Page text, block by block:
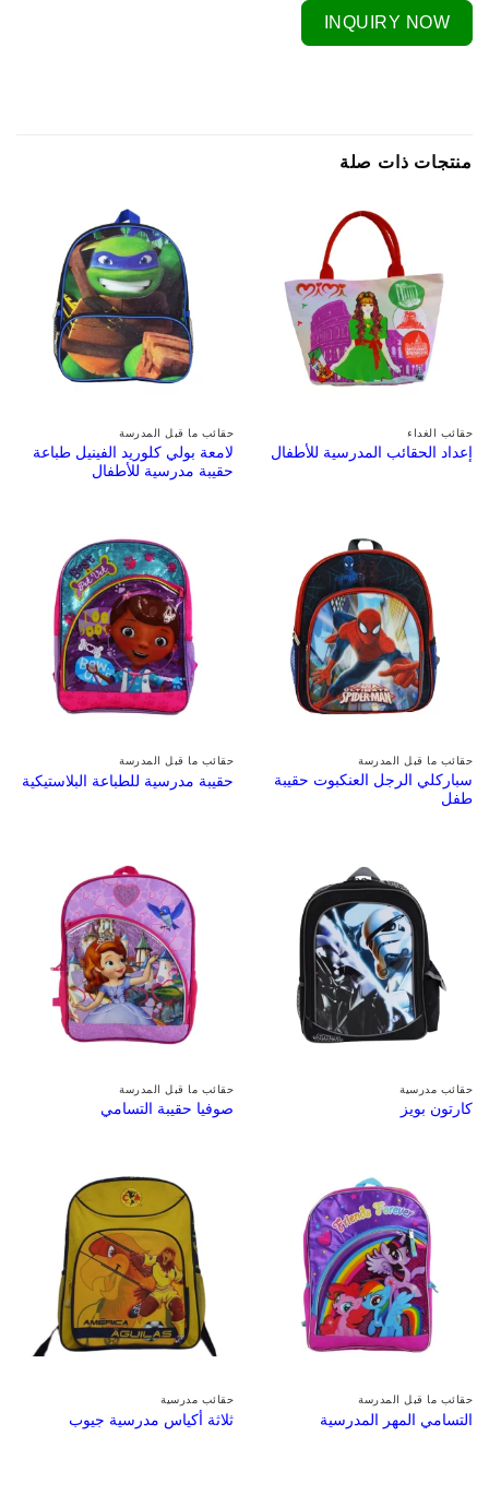
INQUIRY NOW
منتجات ذات صلة
حقائب الغداء
إعداد الحقائب المدرسية للأطفال
حقائب ما قبل المدرسة
لامعة بولي كلوريد الفينيل طباعة
حقيبة مدرسية للأطفال
حقائب ما قبل المدرسة
سباركلي الرجل العنكبوت حقيبة
طفل
حقائب ما قبل المدرسة
حقيبة مدرسية للطباعة البلاستيكية
حقائب مدرسية
كارتون بويز
حقائب ما قبل المدرسة
صوفيا حقيبة التسامي
حقائب ما قبل المدرسة
التسامي المهر المدرسية
حقائب مدرسية
ثلاثة أكياس مدرسية جيوب